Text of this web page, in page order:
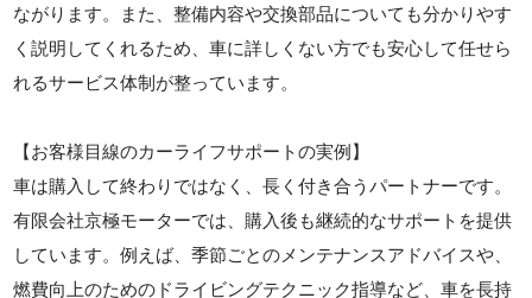
ながります。また、整備内容や交換部品についても分かりやす
く説明してくれるため、車に詳しくない方でも安心して任せら
れるサービス体制が整っています。
【お客様目線のカーライフサポートの実例】
車は購入して終わりではなく、長く付き合うパートナーです。
有限会社京極モーターでは、購入後も継続的なサポートを提供
しています。例えば、季節ごとのメンテナンスアドバイスや、
燃費向上のためのドライビングテクニック指導など、車を長持